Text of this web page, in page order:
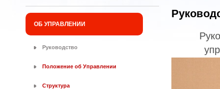
ОБ УПРАВЛЕНИИ
Руководство
Положение об Управлении
Структура